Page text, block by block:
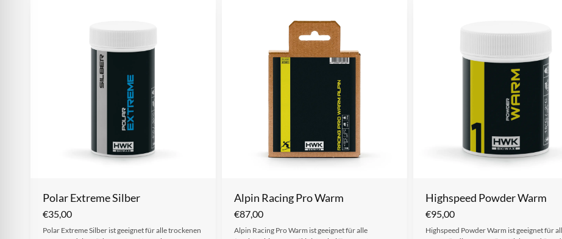
Polar Extreme Silber
€35,00
Polar Extreme Silber ist geeignet für alle trockenen
Alpin Racing Pro Warm
€87,00
Alpin Racing Pro Warm ist geeignet für alle
Highspeed Powder Warm
€95,00
Highspeed Powder Warm ist geeignet für